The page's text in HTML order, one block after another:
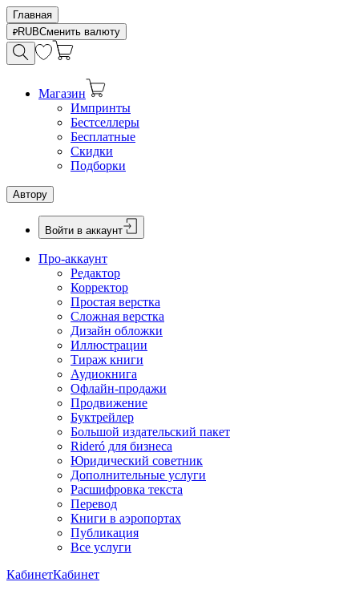
Главная
RUBСменить валюту
Магазин
Импринты
Бестселлеры
Бесплатные
Скидки
Подборки
Автору
Войти в аккаунт
Про-аккаунт
Редактор
Корректор
Простая верстка
Сложная верстка
Дизайн обложки
Иллюстрации
Тираж книги
Аудиокнига
Офлайн-продажи
Продвижение
Буктрейлер
Большой издательский пакет
Rideró для бизнеса
Юридический советник
Дополнительные услуги
Расшифровка текста
Перевод
Книги в аэропортах
Публикация
Все услуги
КабинетКабинет